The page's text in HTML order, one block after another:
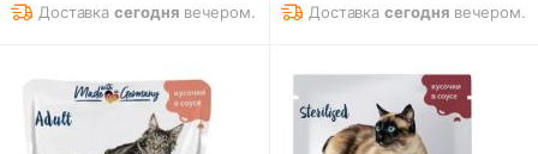
Доставкасегодня вечером. Доставкасегодня вечером.